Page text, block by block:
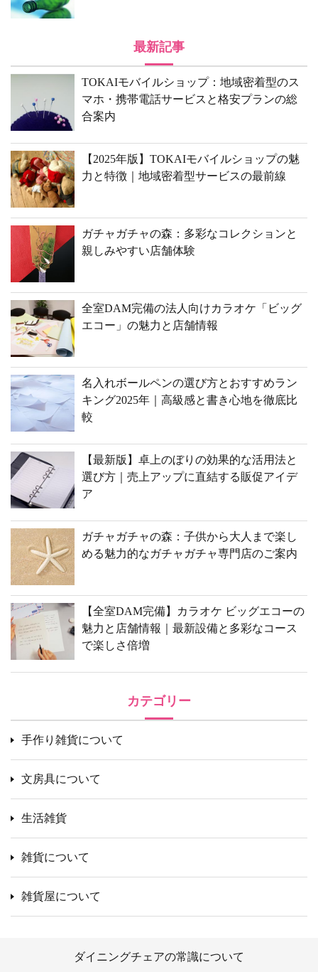
最新記事
TOKAIモバイルショップ：地域密着型のス
マホ・携帯電話サービスと格安プランの総
合案内
【2025年版】TOKAIモバイルショップの魅
力と特徴｜地域密着型サービスの最前線
ガチャガチャの森：多彩なコレクションと
親しみやすい店舗体験
全室DAM完備の法人向けカラオケ「ビッグ
エコー」の魅力と店舗情報
名入れボールペンの選び方とおすすめラン
キング2025年｜高級感と書き心地を徹底比
較
【最新版】卓上のぼりの効果的な活用法と
選び方｜売上アップに直結する販促アイデ
ア
ガチャガチャの森：子供から大人まで楽し
める魅力的なガチャガチャ専門店のご案内
【全室DAM完備】カラオケ ビッグエコーの
魅力と店舗情報｜最新設備と多彩なコース
で楽しさ倍増
カテゴリー
手作り雑貨について
文房具について
生活雑貨
雑貨について
雑貨屋について
ダイニングチェアの常識について